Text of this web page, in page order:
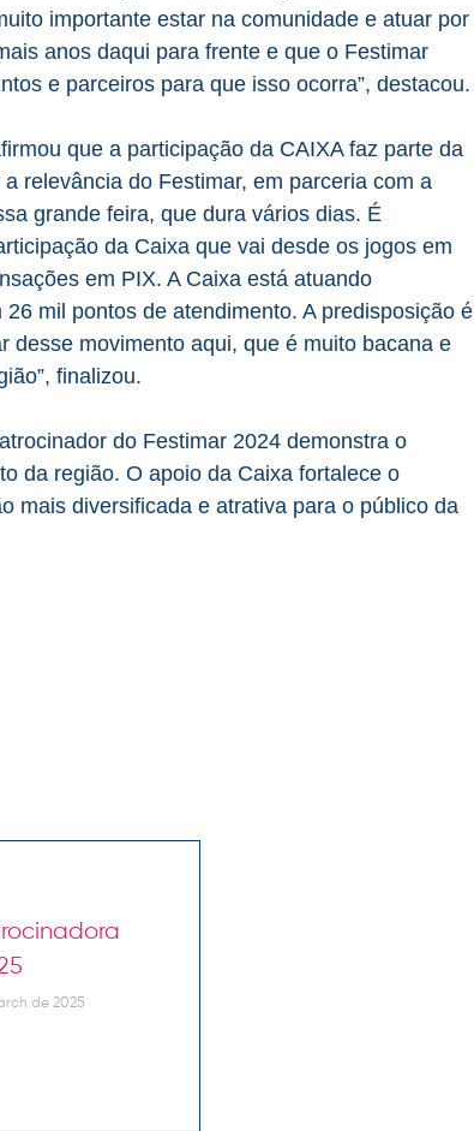
importante estar na comunidade e atuar por
anos daqui para frente e que o Festimar
e parceiros para que isso ocorra”, destacou.
que a participação da CAIXA faz parte da
relevância do Festimar, em parceria com a
grande feira, que dura vários dias. É
da Caixa que vai desde os jogos em
em PIX. A Caixa está atuando
mil pontos de atendimento. A predisposição é
desse movimento aqui, que é muito bacana e
finalizou.
do Festimar 2024 demonstra o
da região. O apoio da Caixa fortalece o
mais diversificada e atrativa para o público da
de 2025